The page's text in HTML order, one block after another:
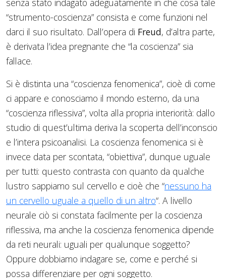
senza stato indagato adeguatamente in che cosa tale
“strumento-coscienza” consista e come funzioni nel
darci il suo risultato. Dall’opera di Freud, d’altra parte,
è derivata l’idea pregnante che “la coscienza” sia
fallace.
Si è distinta una “coscienza fenomenica”, cioè di come
ci appare e conosciamo il mondo esterno, da una
“coscienza riflessiva”, volta alla propria interiorità: dallo
studio di quest’ultima deriva la scoperta dell’inconscio
e l’intera psicoanalisi. La coscienza fenomenica si è
invece data per scontata, “obiettiva”, dunque uguale
per tutti: questo contrasta con quanto da qualche
lustro sappiamo sul cervello e cioè che “nessuno ha
un cervello uguale a quello di un altro“. A livello
neurale ciò si constata facilmente per la coscienza
riflessiva, ma anche la coscienza fenomenica dipende
da reti neurali: uguali per qualunque soggetto?
Oppure dobbiamo indagare se, come e perché si
possa differenziare per ogni soggetto.